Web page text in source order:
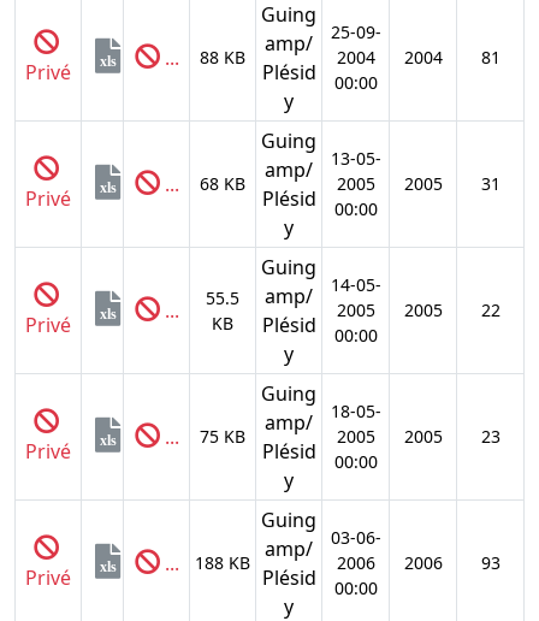
Privé xls ... 88 KB
Guing
amp/
Plésid
y
25-09-
2004
00:00
2004 81
Privé xls ... 68 KB
Guing
amp/
Plésid
y
13-05-
2005
00:00
2005 31
Privé xls ...
55.5
KB
Guing
amp/
Plésid
y
14-05-
2005
00:00
2005 22
Privé xls ... 75 KB
Guing
amp/
Plésid
y
18-05-
2005
00:00
2005 23
Privé xls ... 188 KB
Guing
amp/
Plésid
y
03-06-
2006
00:00
2006 93